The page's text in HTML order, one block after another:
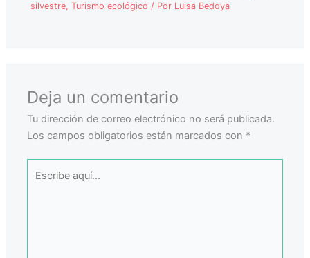
silvestre,Turismo ecológico / Por Luisa Bedoya
Deja un comentario
Tu dirección de correo electrónico no será publicada.
Los campos obligatorios están marcados con *
aquí...